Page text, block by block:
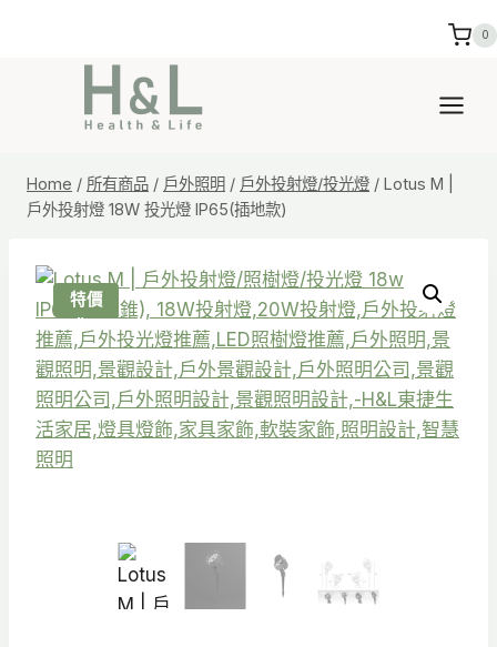
0
Home / 所有商品 / 戶外照明 / 戶外投射燈/投光燈 / Lotus M |
戶外投射燈 18W 投光燈 IP65(插地款)
特價